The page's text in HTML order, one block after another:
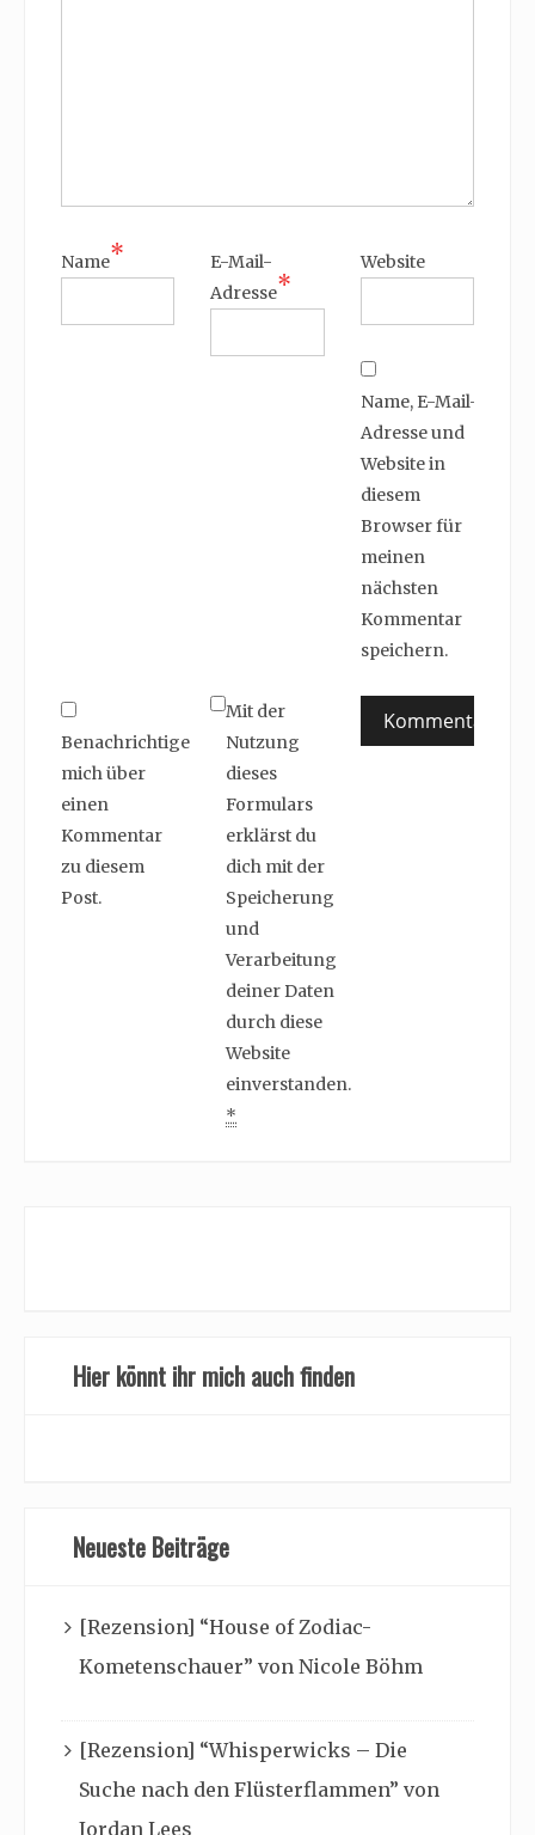
Name*
E-Mail-
Adresse*
Website
Name, E-Mail-
Adresse und
Website in
diesem
Browser für
meinen
nächsten
Kommentar
speichern.
Benachrichtige
mich über
einen
Kommentar
zu diesem
Post.
Mit der
Nutzung
dieses
Formulars
erklärst du
dich mit der
Speicherung
und
Verarbeitung
deiner Daten
durch diese
Website
einverstanden.
*
Hier könnt ihr mich auch finden
Neueste Beiträge
[Rezension] “House of Zodiac-
Kometenschauer” von Nicole Böhm
[Rezension] “Whisperwicks – Die
Suche nach den Flüsterflammen” von
Jordan Lees